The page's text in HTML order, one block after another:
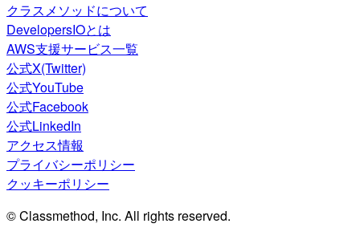
クラスメソッドについて
DevelopersIOとは
AWS支援サービス一覧
公式X(Twitter)
公式YouTube
公式Facebook
公式LinkedIn
アクセス情報
プライバシーポリシー
クッキーポリシー
© Classmethod, Inc. All rights reserved.